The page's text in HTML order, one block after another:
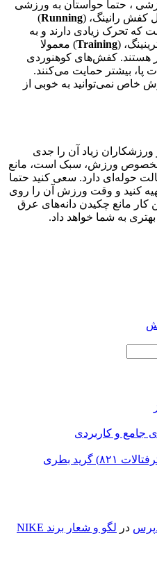
، حتما حواستان به ورزشی
کفش رانینگ، (Running
)
تحرک زیادی دارند و به
(
Training) معمولا
کفش‌های کوهنوردی
پا، بیشتر حمایت می‌کنند.
خاص نمی‌توانید به خوبی از
زیاد آن را جدی
مخصوص ورزش، سبک است، مانع
حوله‌ای دارد. سعی کنید حتما
کنید و وقت ورزش آن را روی
کار مانع چکیدن دانه‌های عرق
به شما خواهد داد.
جامع و کاربردی
پت وانکایی ۸۲۱ (پلی اتیلن ترفتالات ۸۲۱) گرید بطری
در لگو و شعار برند NIKE